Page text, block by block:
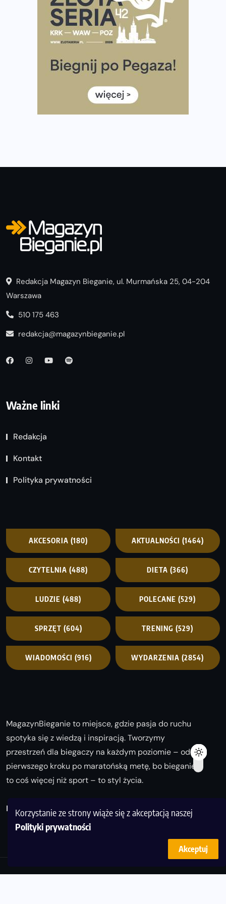
Korzystanie ze strony wiąże się z akceptacją naszej
Polityki prywatności
Akceptuj
Co ma dużo białka? Produkty, które warto włączyć do
Rozbiegany Olsztyn szykuje się na weekend z
Już w tę sobotę 35. Bieg Powstania Warszawskiego.
Wystartuje rekordowa liczba uczestników
35. Bieg Powstania Warszawskiego – praktyczny
poradnik przed startem
Redakcja Magazyn Bieganie, ul. Murmańska 25, 04-204
Warszawa
510 175 463
redakcja@magazynbieganie.pl
Ważne linki
Redakcja
Kontakt
Polityka prywatności
AKCESORIA (180) AKTUALNOŚCI (1464)
CZYTELNIA (488) DIETA (366)
LUDZIE (488) POLECANE (529)
SPRZĘT (604) TRENING (529)
WIADOMOŚCI (916) WYDARZENIA (2854)
MagazynBieganie to miejsce, gdzie pasja do ruchu
spotyka się z wiedzą i inspiracją. Tworzymy
przestrzeń dla biegaczy na każdym poziomie – od
pierwszego kroku po maratońską metę, bo bieganie
to coś więcej niż sport – to styl życia.
Biegaj z nami i odkrywaj swoją najlepszą wersję!